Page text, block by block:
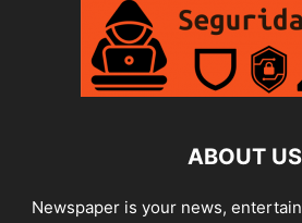
ABOUT US
Newspaper is your news,